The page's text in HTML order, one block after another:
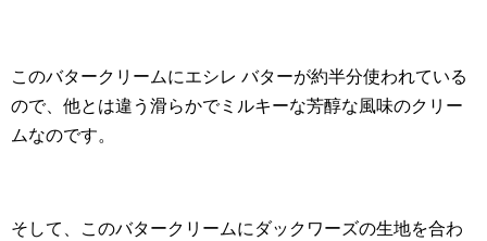
このバタークリームにエシレ バターが約半分使われている
ので、他とは違う滑らかでミルキーな芳醇な風味のクリー
ムなのです。
そして、このバタークリームにダックワーズの生地を合わ